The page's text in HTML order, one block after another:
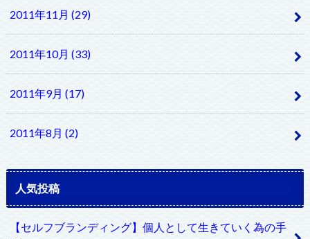
2011年11月 (29)
2011年10月 (33)
2011年9月 (17)
2011年8月 (2)
人気投稿
【セルフブランディング】個人として生きていく為の手